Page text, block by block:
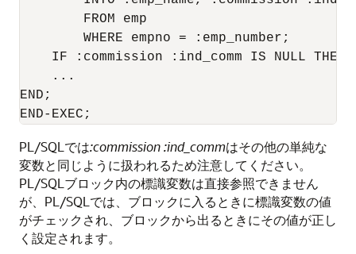
        FROM emp
        WHERE empno = :emp_number;
IF :commission :ind_comm IS NULL THEN
    ...
END;
PL/SQLでは:commission :ind_commはその他の単純な
変数と同じように扱われるため注意してください。
PL/SQLブロック内の標識変数は直接参照できません
が、PL/SQLでは、ブロックに入るときに標識変数の値
がチェックされ、ブロックから出るときにその値が正し
く設定されます。